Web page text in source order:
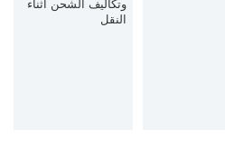
وتكاليف الشحن أثناء
النقل